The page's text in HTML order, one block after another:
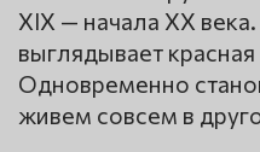
XIX — начала XX
выглядывает
Одновременно
живем совсем в